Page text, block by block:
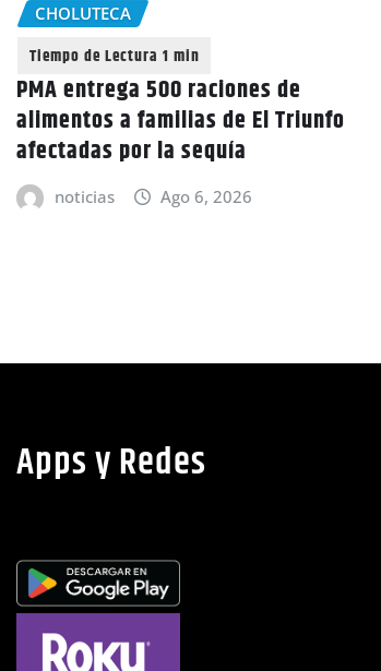
CHOLUTECA
PMA entrega 500 raciones de
alimentos a familias de El Triunfo
afectadas por la sequía
noticias Ago 6, 2026
Apps y Redes